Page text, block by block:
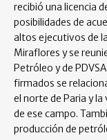
recibió una licencia
posibilidades de
altos ejecutivos de
Miraflores y se
Petróleo y de
firmados se
el norte de Paria y
de ese campo.
producción de